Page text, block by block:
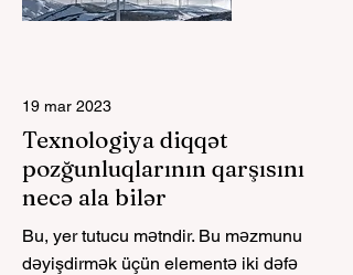
19 mar 2023
Texnologiya diqqət
pozğunluqlarının qarşısını
necə ala bilər
Bu, yer tutucu mətndir. Bu məzmunu
dəyişdirmək üçün elementə iki dəfə